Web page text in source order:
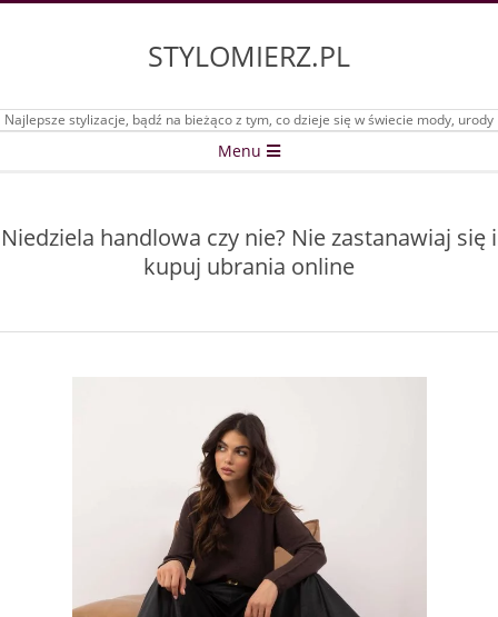
STYLOMIERZ.PL
Najlepsze stylizacje, bądź na bieżąco z tym, co dzieje się w świecie mody, urody
Menu
Niedziela handlowa czy nie? Nie zastanawiaj się i
kupuj ubrania online